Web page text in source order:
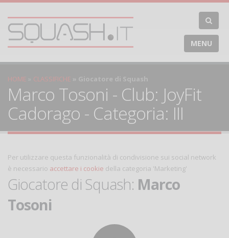
MENU
HOME CLASSIFICHE Giocatore di Squash
Marco Tosoni - Club: JoyFit
Cadorago - Categoria: III
Per utilizzare questa funzionalità di condivisione sui social network
è necessario accettare i cookie della categoria 'Marketing'
Giocatore di Squash: Marco
Tosoni